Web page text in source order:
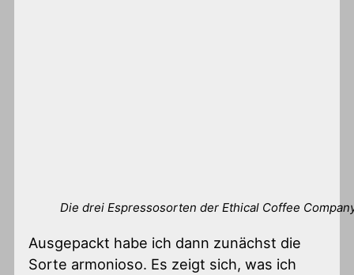
Die drei Espressosorten der Ethical Coffee
Ausgepackt habe ich dann zunächst die
Sorte armonioso. Es zeigt sich, was ich